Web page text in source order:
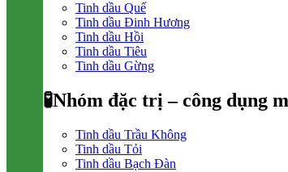
Tinh dầu Quế
Tinh dầu Đinh Hương
Tinh dầu Hồi
Tinh dầu Tiêu
Tinh dầu Gừng
🧪Nhóm đặc trị – công dụng
Tinh dầu Trầu Không
Tinh dầu Tỏi
Tinh dầu Bạch Đàn